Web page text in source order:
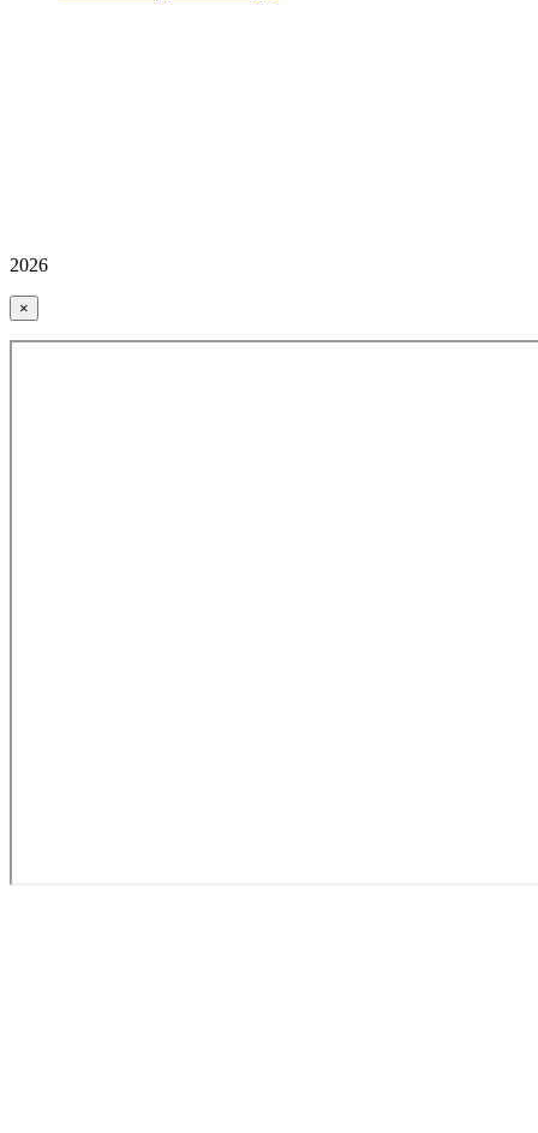
2026
×